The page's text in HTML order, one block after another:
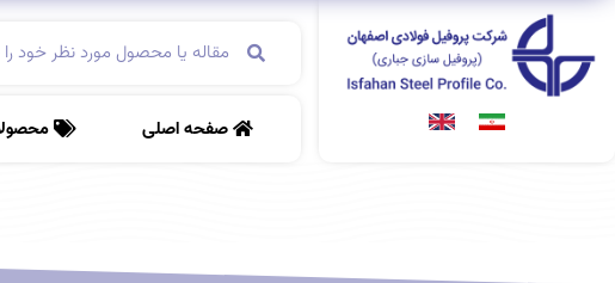
صفحه اصلی